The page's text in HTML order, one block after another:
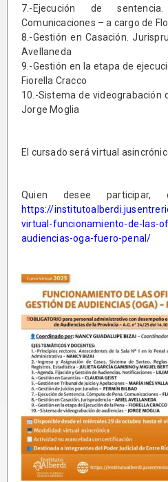
7.-Ejecución de
Comunicaciones – a cargo de
8.-Gestión en Casación.
Avellaneda
9.-Gestión en la etapa de
Fiorella Cracco
10.-Sistema de videograbación
Jorge Moglia
El cursado será virtual
Quien desee participar,
https://
virtual-funcionamiento-de-las-
audiencias-oga-fuero-penal/